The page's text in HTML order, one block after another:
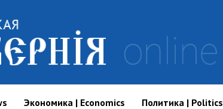
Экономика | Economics Политика | Politics